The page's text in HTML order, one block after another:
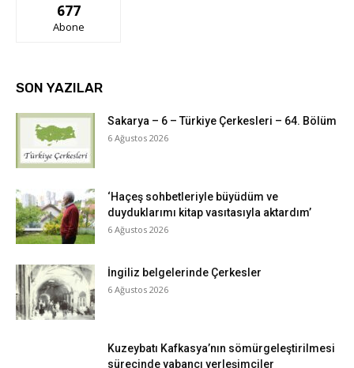
677
Abone
SON YAZILAR
Sakarya – 6 – Türkiye Çerkesleri – 64. Bölüm
6 Ağustos 2026
‘Haçeş sohbetleriyle büyüdüm ve
duyduklarımı kitap vasıtasıyla aktardım’
6 Ağustos 2026
İngiliz belgelerinde Çerkesler
6 Ağustos 2026
Kuzeybatı Kafkasya’nın sömürgeleştirilmesi
sürecinde yabancı yerleşimciler